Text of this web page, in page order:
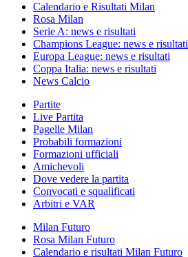
Calendario e Risultati Milan
Rosa Milan
Serie A: news e risultati
Champions League: news e risultati
Europa League: news e risultati
Coppa Italia: news e risultati
News Calcio
Partite
Live Partita
Pagelle Milan
Probabili formazioni
Formazioni ufficiali
Amichevoli
Dove vedere la partita
Convocati e squalificati
Arbitri e VAR
Milan Futuro
Rosa Milan Futuro
Calendario e risultati Milan Futuro